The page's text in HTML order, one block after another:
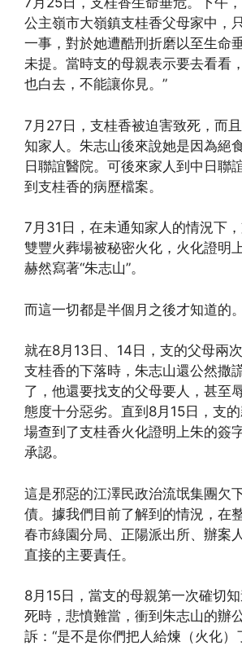
公主嶺市大嶺鎮支桂香父母家中，
一事，對於她遭酷刑折磨以至生命
未提。當時支的母親表示要去看看
也白去，不能讓你見。”
7月27日，支桂香被迫害致死，而
知家人。朱志山後來說她是因為絕
日聯誼醫院。可後來家人到中日聯
到支桂香的病歷檔案。
7月31日，在未通知家人的情況下
雙豐火葬場被秘密火化，火化證明
赫然寫著“朱志山”。
而這一切都是半個月之後才知道的。
就在8月13日、14日，支的父母兩
支桂香的下落時，朱志山還公然撒
了，他還要找支的父母要人，甚至
態度十分惡劣。直到8月15日，支
場查到了支桂香火化證明上朱的簽
承認。
這是邪惡的江澤民政治流氓集團欠
債。據我們目前了解到的情況，在
春市綠園分局、正陽派出所、辦案
直接的主要責任。
8月15日，當支的母親第一次確切
死時，悲憤難當，衝到朱志山的辦
訴：“是不是你們把人給煉（火化）